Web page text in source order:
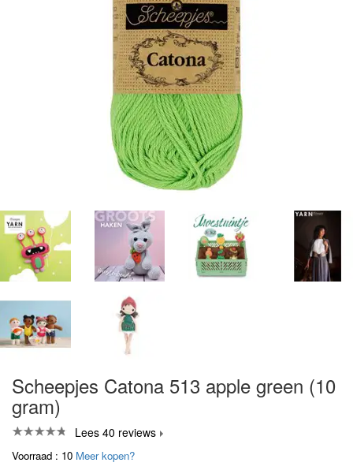
Scheepjes Catona 513 apple green (10
gram)
Lees 40 reviews
Voorraad : 10 Meer kopen?